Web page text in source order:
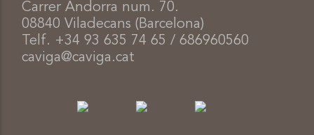
Carrer Andorra num. 70.
08840 Viladecans (Barcelona)
Telf. +34 93 635 74 65 / 686960560
caviga@caviga.cat